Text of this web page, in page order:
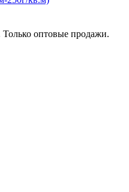
оптовые продажи.